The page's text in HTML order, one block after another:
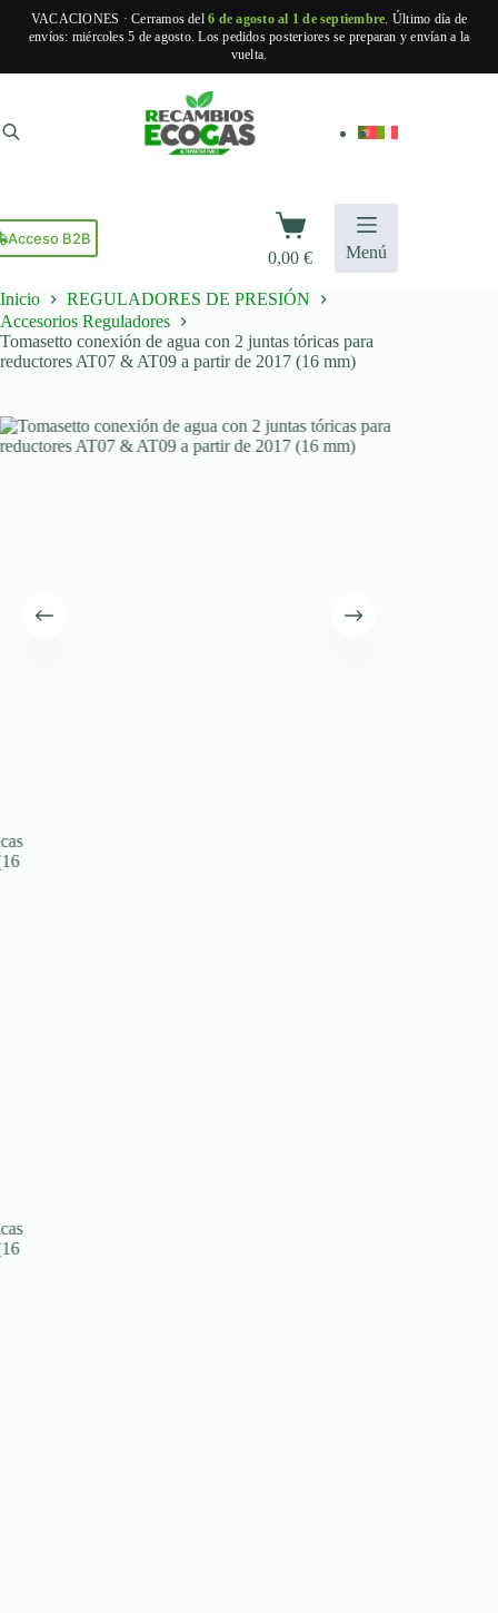
VACACIONES · Cerramos del6 de agosto al 1 de septiembre. Último día de
envíos: miércoles 5 de agosto. Los pedidos posteriores se preparan y envían a la
vuelta.
contenido
Acceso B2B
Carro
de
compra
0,00€ Menú
Inicio
REGULADORES DE PRESIÓN
Accesorios Reguladores
Tomasetto conexión de agua con 2 juntas tóricas para
reductores AT07 & AT09 a partir de 2017 (16 mm)